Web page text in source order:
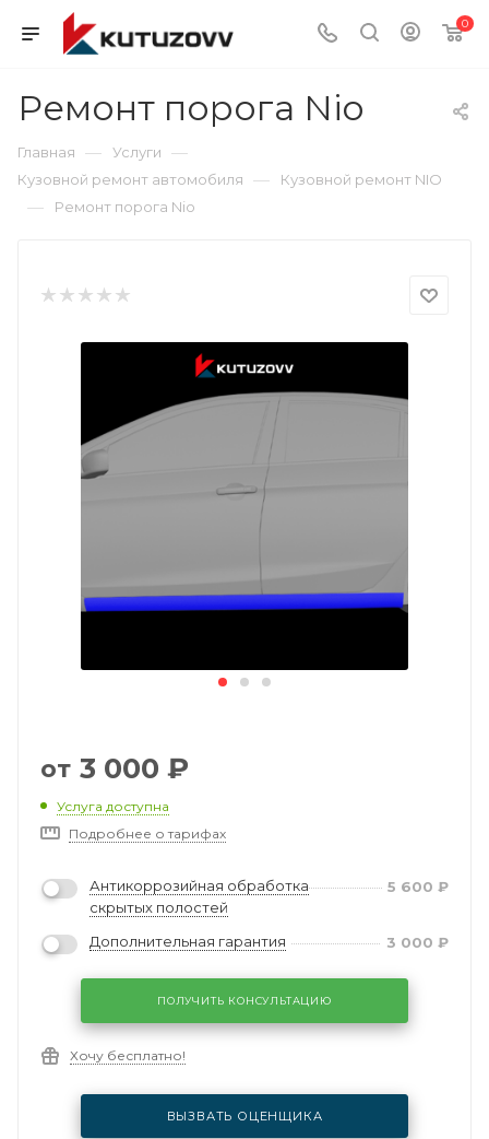
0
Ремонт порога Nio
Главная — Услуги —
Кузовной ремонт автомобиля — Кузовной ремонт NIO
— Ремонт порога Nio
от 3 000 ₽
Услуга доступна
Подробнее о тарифах
Антикоррозийная обработка
скрытых полостей
5 600 ₽
Дополнительная гарантия 3 000 ₽
ПОЛУЧИТЬ КОНСУЛЬТАЦИЮ
Хочу бесплатно!
ВЫЗВАТЬ ОЦЕНЩИКА